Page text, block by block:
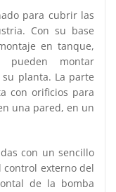
para cubrir las
Con su base
en tanque,
montar
planta. La parte
con orificios para
una pared, en un
con un sencillo
control externo del
de la bomba